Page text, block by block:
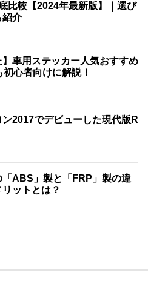
比較【2024年最新版】｜選び
紹介
】車用ステッカー人気おすすめ
心者向けに解説！
2017でデビューした現代版R
「ABS」製と「FRP」製の違
ットとは？